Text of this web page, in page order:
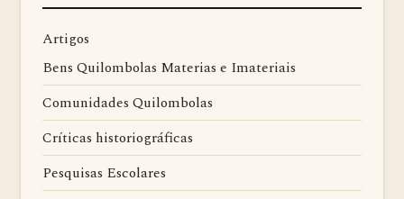
Artigos
Bens Quilombolas Materias e Imateriais
Comunidades Quilombolas
Críticas historiográficas
Pesquisas Escolares